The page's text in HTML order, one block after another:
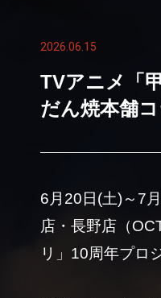
2026.06.15
TVアニメ「
だん焼本舗
6月20日(土)～7
店・長野店（
リ」10周年プロ